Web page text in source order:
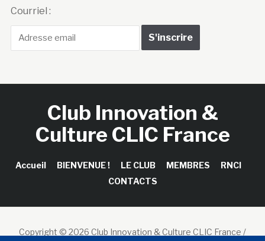
Courriel :
Club Innovation &
Culture CLIC France
Accueil BIENVENUE ! LE CLUB MEMBRES
RNCI
CONTACTS
Copyright © 2026 Club Innovation & Culture CLIC France /